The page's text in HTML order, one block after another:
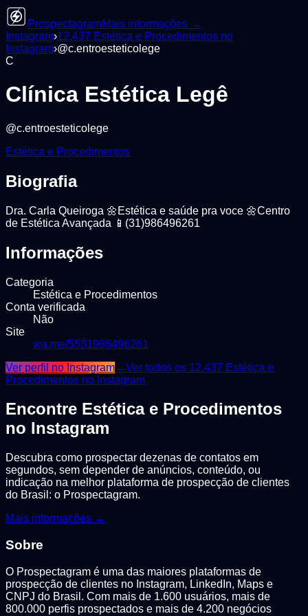
ProspectagramMais informações →
Instagram›12.437 Estética e Procedimentos no
Instagram›@c.entroesteticolege
C
Clínica Estética Legê
@c.entroesteticolege
Estética e Procedimentos
Biografia
Dra. Carla Queiroga 🌼Estética e saúde pra voce 🌼Centro
de Estética Avançada 📱(31)986496261
Informações
Categoria
Estética e Procedimentos
Conta verificada
Não
Site
wa.me/5531986496261
Ver perfil no Instagram←Ver todos os 12.437 Estética e
Procedimentos no Instagram
Encontre Estética e Procedimentos
no Instagram
Descubra como prospectar dezenas de contatos em
segundos, sem depender de anúncios, conteúdo, ou
indicação na melhor plataforma de prospecção de clientes
do Brasil: o Prospectagram.
Mais informações →
Sobre
O Prospectagram é uma das maiores plataformas de
prospecção de clientes no Instagram, LinkedIn, Maps e
CNPJ do Brasil. Com mais de 1.600 usuários, mais de
800.000 perfis prospectados e mais de 4.200 negócios